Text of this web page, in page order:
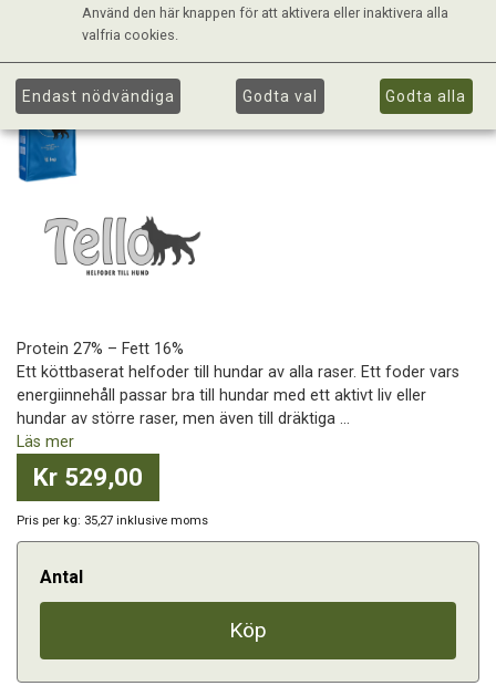
Protein 27% – Fett 16%
Ett köttbaserat helfoder till hundar av alla raser. Ett foder vars
energiinnehåll passar bra till hundar med ett aktivt liv eller
hundar av större raser, men även till dräktiga ...
Läs mer
Kr 529,00
Pris per kg: 35,27 inklusive moms
Antal
Köp
Använd den här knappen för att aktivera eller inaktivera alla
valfria cookies.
Endast nödvändiga Godta val Godta alla